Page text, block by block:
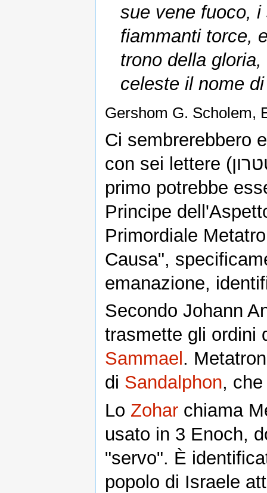
sue vene fuoco,
fiammanti torce,
trono della
celeste il nome
Gershom G. Scholem,
Ci sembrerebbero
con sei lettere (מטטרון), e l'altro con sette (מיטטרון). Il
primo potrebbe
Principe
Primordiale
Causa",
emanazione,
Secondo Johann
trasmette gli ordini
Sammael .
di Sandalphon,
Lo Zohar chiama
usato in 3 Enoch,
"servo". È
popolo di Israele